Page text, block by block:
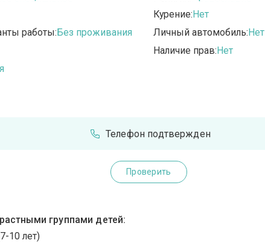
работы:Без проживания
Курение:Нет
Личный автомобиль:Нет
Наличие прав:Нет
Телефон подтвержден
Проверить
группами детей:
10 лет)